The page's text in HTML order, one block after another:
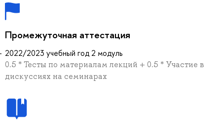
Промежуточная аттестация
2022/2023 учебный год 2 модуль
0.5 * Тесты по материалам лекций + 0.5 * Участие в
дискуссиях на семинарах